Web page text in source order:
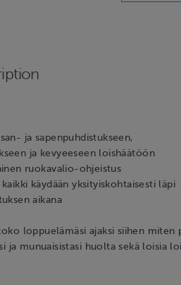
ja sapenpuhdistukseen,
ja kevyeeseen loishäätöön
ruokavalio-ohjeistus
käydään yksityiskohtaisesti läpi
aikana
loppuelämäsi ajaksi siihen miten
ja munuaisistasi huolta sekä loisia